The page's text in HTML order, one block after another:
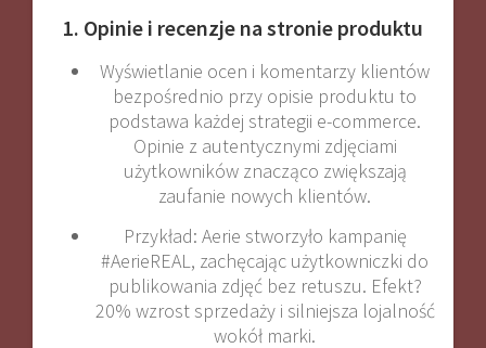
1. Opinie i recenzje na stronie produktu
Wyświetlanie ocen i komentarzy klientów
bezpośrednio przy opisie produktu to
podstawa każdej strategii e-commerce.
Opinie z autentycznymi zdjęciami
użytkowników znacząco zwiększają
zaufanie nowych klientów.
Przykład: Aerie stworzyło kampanię
#AerieREAL, zachęcając użytkowniczki do
publikowania zdjęć bez retuszu. Efekt?
20% wzrost sprzedaży i silniejsza lojalność
wokół marki.